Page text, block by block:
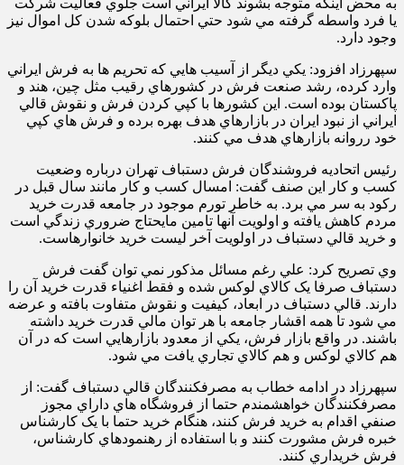
به محض اينکه متوجه بشوند کالا ايراني است جلوي فعاليت شرکت
يا فرد واسطه گرفته مي شود حتي احتمال بلوکه شدن کل اموال نيز
وجود دارد.
سپهرزاد افزود: يکي ديگر از آسيب هايي که تحريم ها به فرش ايراني
وارد کرده، رشد صنعت فرش در کشورهاي رقيب مثل چين، هند و
پاکستان بوده است. اين کشورها با کپي کردن فرش و نقوش قالي
ايراني از نبود ايران در بازارهاي هدف بهره برده و فرش هاي کپي
خود رروانه بازارهاي هدف مي کنند.
رئيس اتحاديه فروشندگان فرش دستباف تهران درباره وضعيت
کسب و کار اين صنف گفت: امسال کسب و کار مانند سال قبل در
رکود به سر مي برد. به خاطر تورم موجود در جامعه قدرت خريد
مردم کاهش يافته و اولويت آنها تامين مايحتاج ضروري زندگي است
و خريد قالي دستباف در اولويت آخر ليست خريد خانوارهاست.
وي تصريح کرد: علي رغم مسائل مذکور نمي توان گفت فرش
دستباف صرفا يک کالاي لوکس شده و فقط اغنياء قدرت خريد آن را
دارند. قالي دستباف در ابعاد، کيفيت و نقوش متفاوت بافته و عرضه
مي شود تا همه اقشار جامعه با هر توان مالي قدرت خريد داشته
باشند. در واقع بازار فرش، يکي از معدود بازارهايي است که در آن
هم کالاي لوکس و هم کالاي تجاري يافت مي شود.
سپهرزاد در ادامه خطاب به مصرف‎کنندگان قالي دستباف گفت: از
مصرف‎کنندگان خواهشمندم حتما از فروشگاه هاي داراي مجوز
صنفي اقدام به خريد فرش کنند، هنگام خريد حتما با يک کارشناس
خبره فرش مشورت کنند و با استفاده از رهنمودهاي کارشناس،
فرش خريداري کنند.